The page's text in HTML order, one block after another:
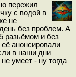
пережил
с водой в
не
без проблем. А
разьёмом и без
анонсировали
в наши дни
умеет - ну тогда